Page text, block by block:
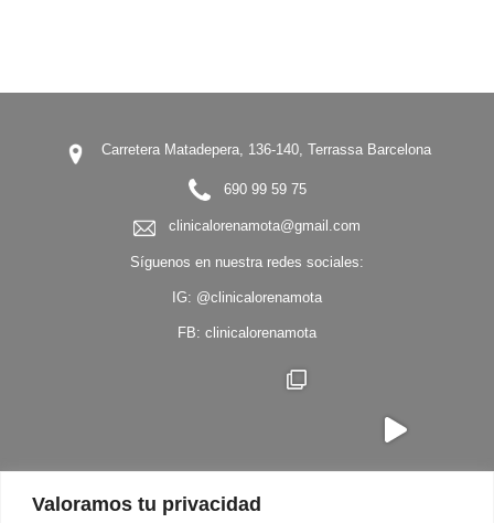
Valoramos tu privacidad
Carretera Matadepera, 136-140, Terrassa Barcelona
690 99 59 75
clinicalorenamota@gmail.com
Síguenos en nuestra redes sociales:
IG: @clinicalorenamota
FB: clinicalorenamota